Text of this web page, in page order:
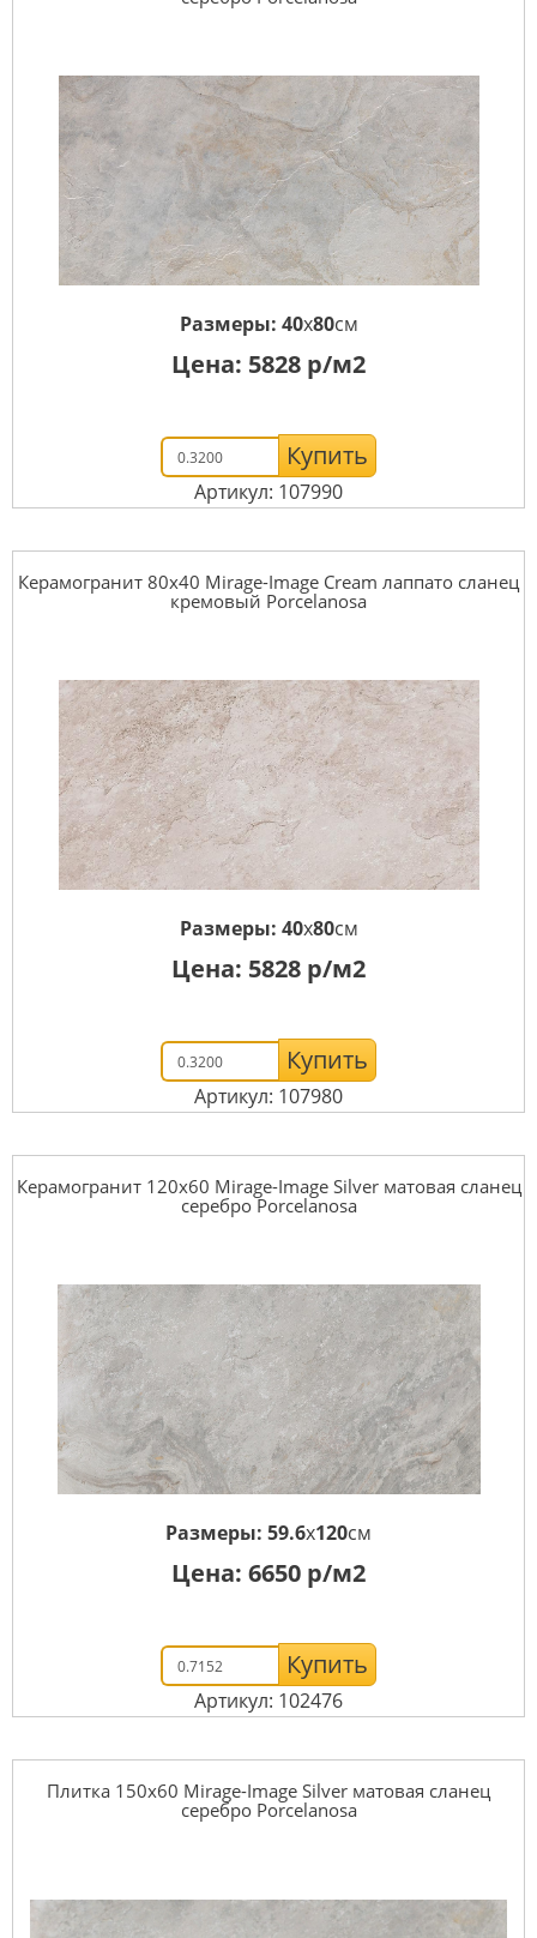
Размеры: 40x80см
Цена: 5828 р/м2
Купить
Артикул: 107990
Керамогранит 80x40 Mirage-Image Cream лаппато сланец
кремовый Porcelanosa
Размеры: 40x80см
Цена: 5828 р/м2
Купить
Артикул: 107980
Керамогранит 120x60 Mirage-Image Silver матовая сланец
серебро Porcelanosa
Размеры: 59.6x120см
Цена: 6650 р/м2
Купить
Артикул: 102476
Плитка 150x60 Mirage-Image Silver матовая сланец
серебро Porcelanosa